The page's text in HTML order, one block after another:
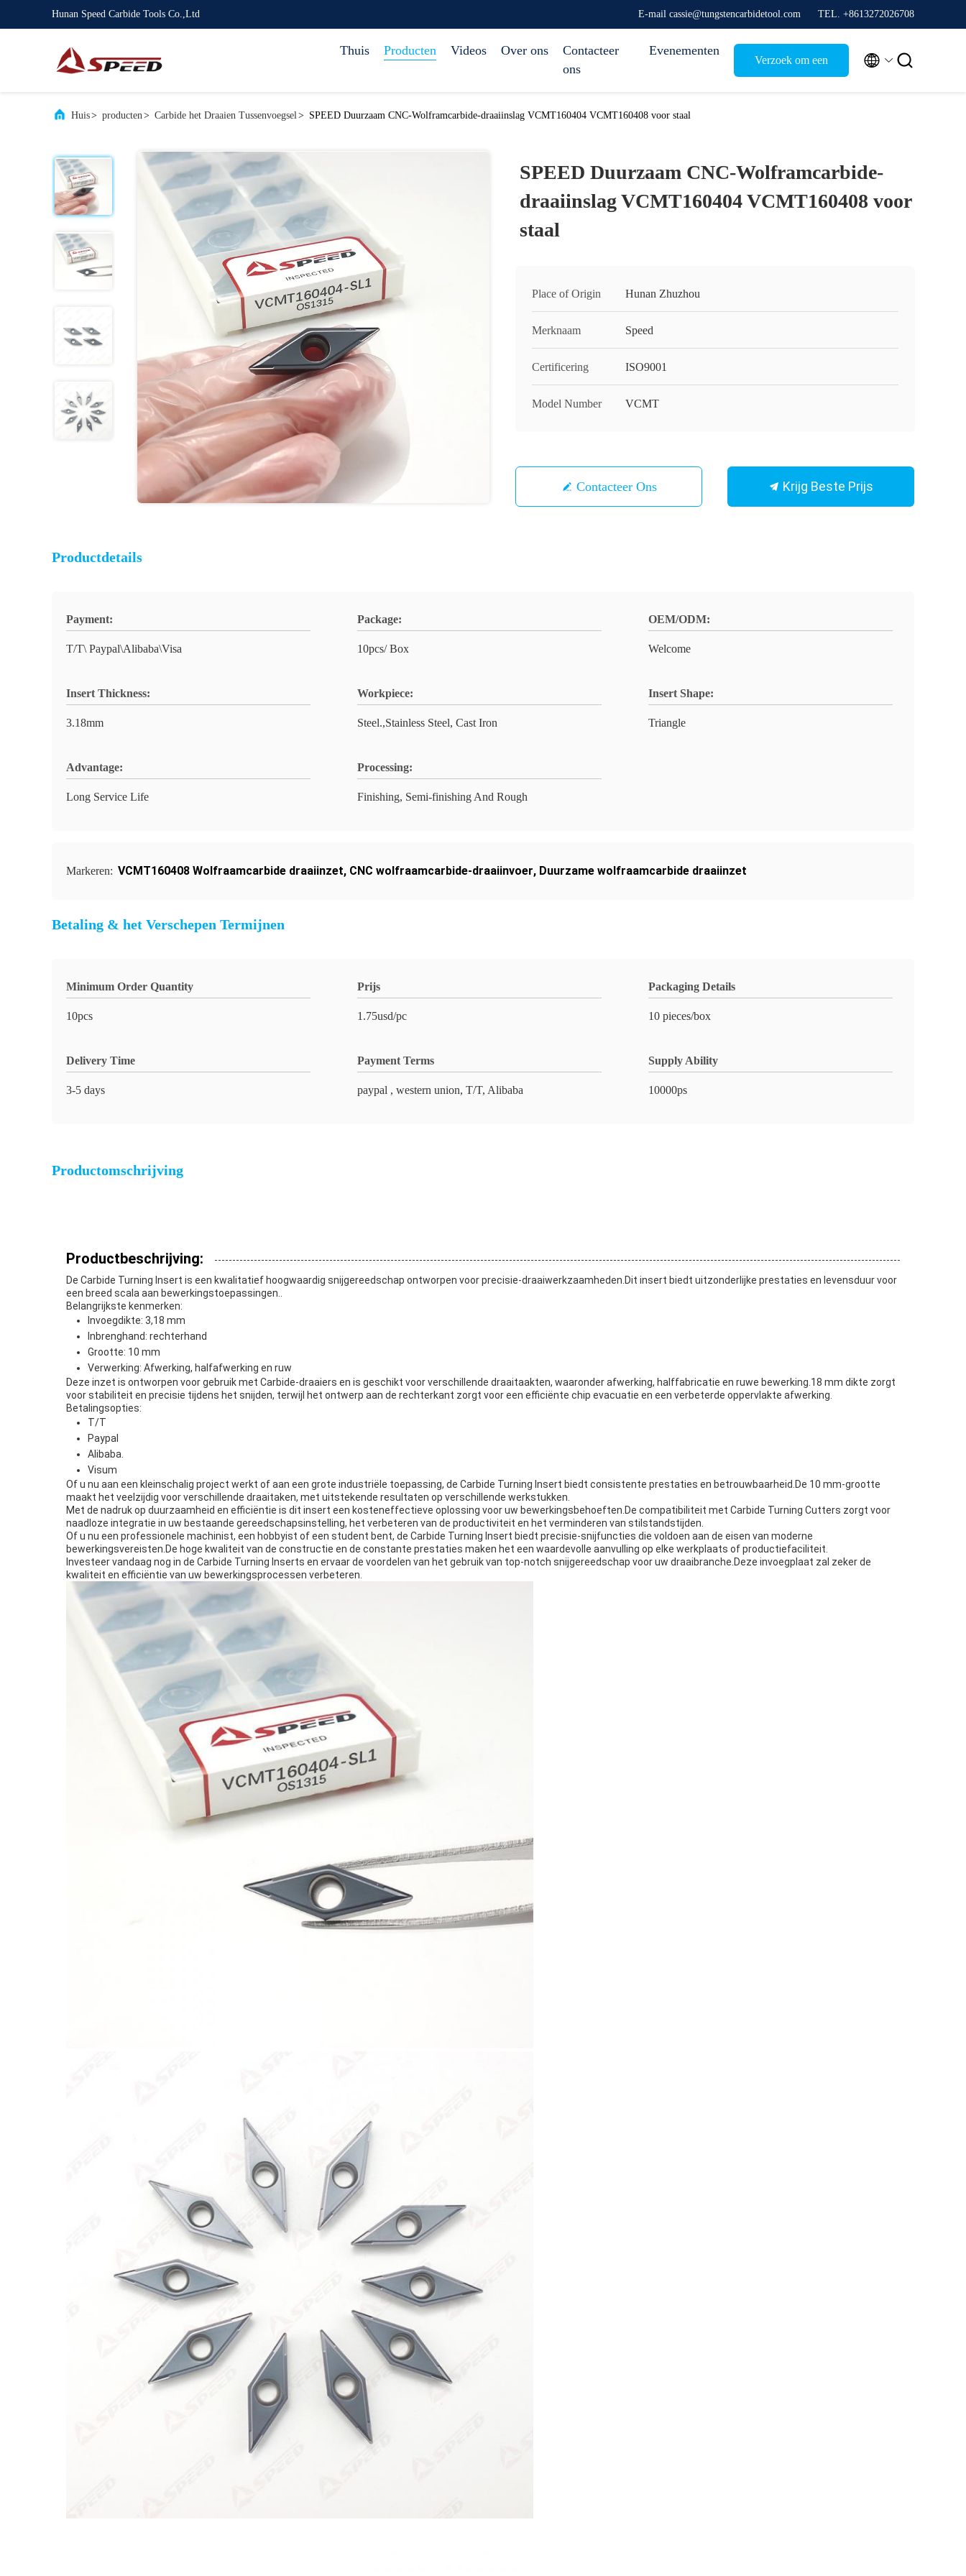
Hunan Speed Carbide Tools Co.,Ltd E-mail cassie@tungstencarbidetool.com TEL. +8613272026708
Thuis Producten Videos Over ons
Contacteer
ons
Evenementen
Verzoek om een  
Huis> producten> Carbide het Draaien Tussenvoegsel> SPEED Duurzaam CNC-Wolframcarbide-draaiinslag VCMT160404 VCMT160408 voor staal
SPEED Duurzaam CNC-Wolframcarbide-
draaiinslag VCMT160404 VCMT160408 voor
staal
Place of Origin Hunan Zhuzhou
Merknaam Speed
Certificering ISO9001
Model Number VCMT
Contacteer Ons Krijg Beste Prijs
Productdetails
Payment:
T/T\ Paypal\Alibaba\Visa
Package:
10pcs/ Box
OEM/ODM:
Welcome
Insert Thickness:
3.18mm
Workpiece:
Steel.,Stainless Steel, Cast Iron
Insert Shape:
Triangle
Advantage:
Long Service Life
Processing:
Finishing, Semi-finishing And Rough
Markeren: VCMT160408 Wolfraamcarbide draaiinzet, CNC wolfraamcarbide-draaiinvoer, Duurzame wolfraamcarbide draaiinzet
Betaling & het Verschepen Termijnen
Minimum Order Quantity
10pcs
Prijs
1.75usd/pc
Packaging Details
10 pieces/box
Delivery Time
3-5 days
Payment Terms
paypal , western union, T/T, Alibaba
Supply Ability
10000ps
Productomschrijving
Productbeschrijving:
De Carbide Turning Insert is een kwalitatief hoogwaardig snijgereedschap ontworpen voor precisie-draaiwerkzaamheden.Dit insert biedt uitzonderlijke prestaties en levensduur voor
een breed scala aan bewerkingstoepassingen..
Belangrijkste kenmerken:
Invoegdikte: 3,18 mm
Inbrenghand: rechterhand
Grootte: 10 mm
Verwerking: Afwerking, halfafwerking en ruw
Deze inzet is ontworpen voor gebruik met Carbide-draaiers en is geschikt voor verschillende draaitaakten, waaronder afwerking, halffabricatie en ruwe bewerking.18 mm dikte zorgt
voor stabiliteit en precisie tijdens het snijden, terwijl het ontwerp aan de rechterkant zorgt voor een efficiënte chip evacuatie en een verbeterde oppervlakte afwerking.
Betalingsopties:
T/T
Paypal
Alibaba.
Visum
Of u nu aan een kleinschalig project werkt of aan een grote industriële toepassing, de Carbide Turning Insert biedt consistente prestaties en betrouwbaarheid.De 10 mm-grootte
maakt het veelzijdig voor verschillende draaitaken, met uitstekende resultaten op verschillende werkstukken.
Met de nadruk op duurzaamheid en efficiëntie is dit insert een kosteneffectieve oplossing voor uw bewerkingsbehoeften.De compatibiliteit met Carbide Turning Cutters zorgt voor
naadloze integratie in uw bestaande gereedschapsinstelling, het verbeteren van de productiviteit en het verminderen van stilstandstijden.
Of u nu een professionele machinist, een hobbyist of een student bent, de Carbide Turning Insert biedt precisie-snijfuncties die voldoen aan de eisen van moderne
bewerkingsvereisten.De hoge kwaliteit van de constructie en de constante prestaties maken het een waardevolle aanvulling op elke werkplaats of productiefaciliteit.
Investeer vandaag nog in de Carbide Turning Inserts en ervaar de voordelen van het gebruik van top-notch snijgereedschap voor uw draaibranche.Deze invoegplaat zal zeker de
kwaliteit en efficiëntie van uw bewerkingsprocessen verbeteren.